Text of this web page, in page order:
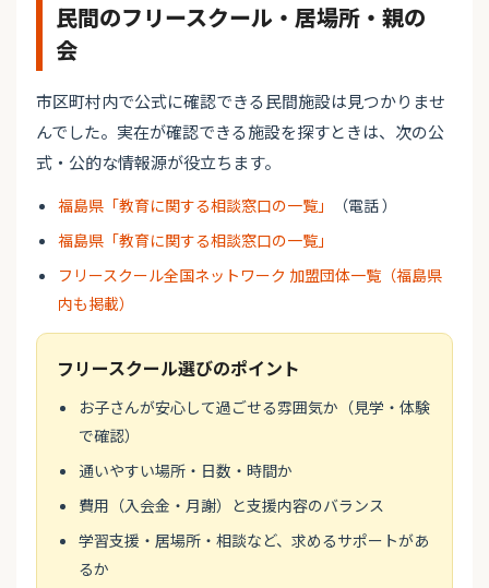
民間のフリースクール・居場所・親の
会
市区町村内で公式に確認できる民間施設は見つかりませ
んでした。実在が確認できる施設を探すときは、次の公
式・公的な情報源が役立ちます。
福島県「教育に関する相談窓口の一覧」
（電話 ）
福島県「教育に関する相談窓口の一覧」
フリースクール全国ネットワーク 加盟団体一覧（福島県
内も掲載）
フリースクール選びのポイント
お子さんが安心して過ごせる雰囲気か（見学・体験
で確認）
通いやすい場所・日数・時間か
費用（入会金・月謝）と支援内容のバランス
学習支援・居場所・相談など、求めるサポートがあ
るか